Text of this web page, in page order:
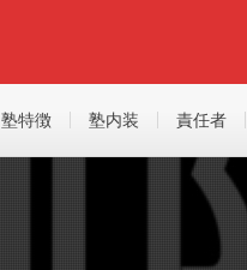
塾特徴 塾内装 責任者